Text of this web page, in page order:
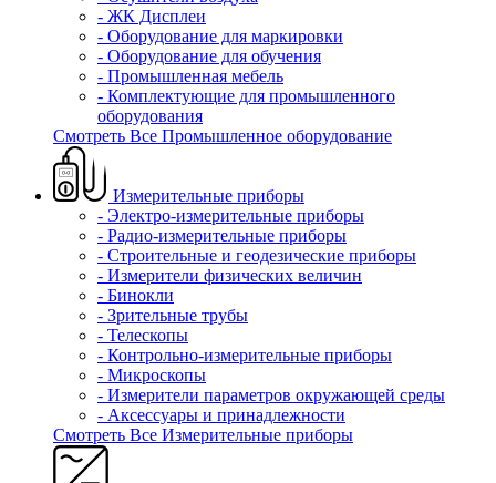
- ЖК Дисплеи
- Оборудование для маркировки
- Оборудование для обучения
- Промышленная мебель
- Комплектующие для промышленного
оборудования
Смотреть Все Промышленное оборудование
Измерительные приборы
- Электро-измерительные приборы
- Радио-измерительные приборы
- Строительные и геодезические приборы
- Измерители физических величин
- Бинокли
- Зрительные трубы
- Телескопы
- Контрольно-измерительные приборы
- Микроскопы
- Измерители параметров окружающей среды
- Аксессуары и принадлежности
Смотреть Все Измерительные приборы